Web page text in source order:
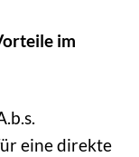
im
eine direkte